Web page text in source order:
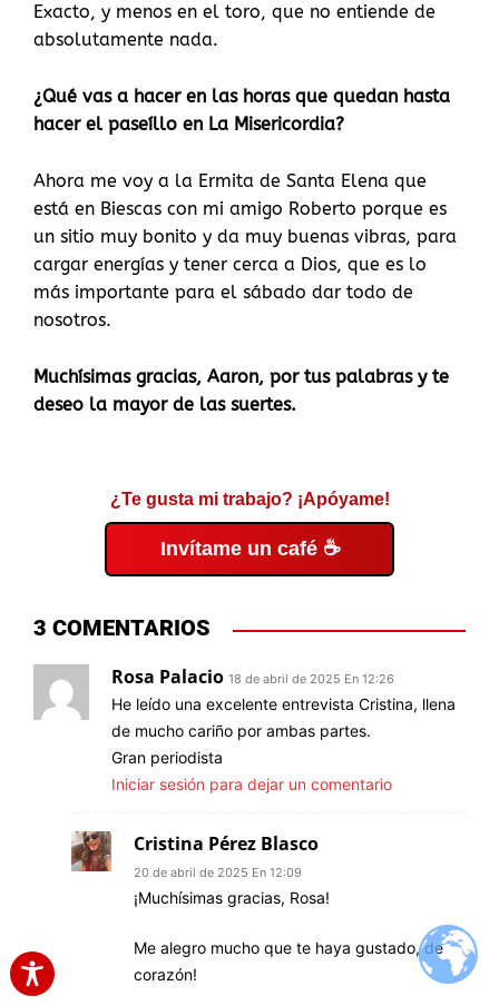
Exacto, y menos en el toro, que no entiende de
absolutamente nada.
¿Qué vas a hacer en las horas que quedan hasta
hacer el paseíllo en La Misericordia?
Ahora me voy a la Ermita de Santa Elena que
está en Biescas con mi amigo Roberto porque es
un sitio muy bonito y da muy buenas vibras, para
cargar energías y tener cerca a Dios, que es lo
más importante para el sábado dar todo de
nosotros.
Muchísimas gracias, Aaron, por tus palabras y te
deseo la mayor de las suertes.
¿Te gusta mi trabajo? ¡Apóyame!
Invítame un café ☕
3 COMENTARIOS
Rosa Palacio 18 de abril de 2025 En 12:26
He leído una excelente entrevista Cristina, llena
de mucho cariño por ambas partes.
Gran periodista
Iniciar sesión para dejar un comentario
Cristina Pérez Blasco
20 de abril de 2025 En 12:09
¡Muchísimas gracias, Rosa!
Me alegro mucho que te haya gustado, de
corazón!